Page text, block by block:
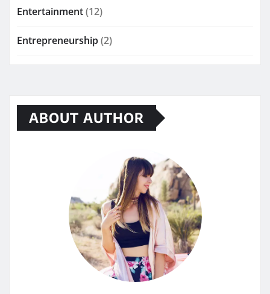
Entertainment(12)
Entrepreneurship(2)
ABOUT AUTHOR